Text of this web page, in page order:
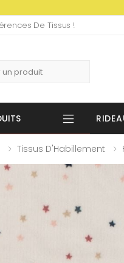
De Tissus !
Tissus D'Habillement